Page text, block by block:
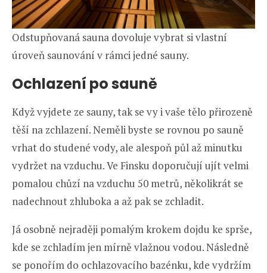
Odstupňovaná sauna dovoluje vybrat si vlastní
úroveň saunování v rámci jedné sauny.
Ochlazení po sauně
Když vyjdete ze sauny, tak se vy i vaše tělo přirozeně
těší na zchlazení. Neměli byste se rovnou po sauně
vrhat do studené vody, ale alespoň půl až minutku
vydržet na vzduchu. Ve Finsku doporučují ujít velmi
pomalou chůzí na vzduchu 50 metrů, několikrát se
nadechnout zhluboka a až pak se zchladit.
Já osobně nejraději pomalým krokem dojdu ke sprše,
kde se zchladím jen mírně vlažnou vodou. Následně
se ponořím do ochlazovacího bazénku, kde vydržím